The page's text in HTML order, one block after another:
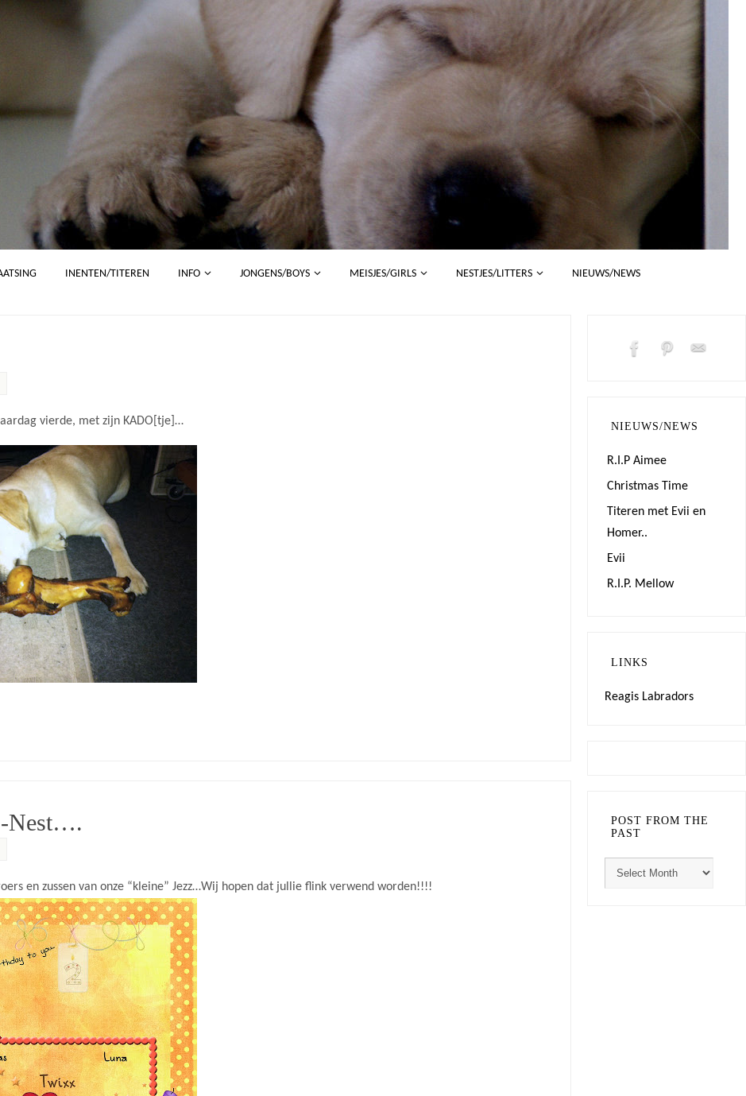
INENTEN/TITEREN INFO JONGENS/BOYS MEISJES/GIRLS NESTJES/LITTERS NIEUWS/NEWS
vierde, met zijn KADO[tje]…
Nest….
en zussen van onze “kleine” Jezz…Wij hopen dat jullie flink verwend worden!!!!
NIEUWS/NEWS
R.I.P Aimee
Christmas Time
Titeren met Evii en
Homer..
Evii
R.I.P. Mellow
LINKS
Reagis Labradors
POST FROM THE
PAST